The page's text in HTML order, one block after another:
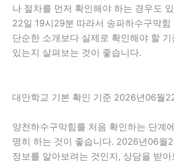
나 절차를 먼저 확인해야 하는 경우도
22일 19시29분 따라서 송파하수구막힘
단순한 소개보다 실제로 확인해야 할
있는지 살펴보는 것이 좋습니다.
대안학교 기본 확인 기준 2026년06월
양천하수구막힘를 처음 확인하는 단계
명히 하는 것이 좋습니다. 2026년06월
정보를 알아보려는 것인지, 상담을 받